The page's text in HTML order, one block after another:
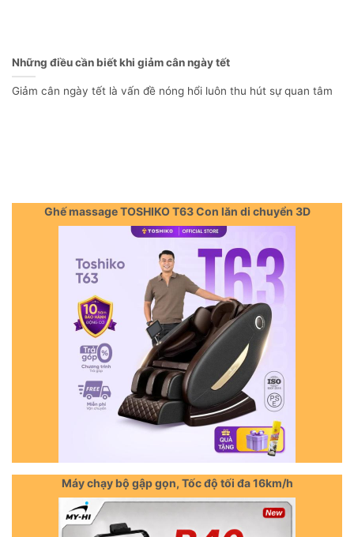
Những điều cần biết khi giảm cân ngày tết
Giảm cân ngày tết là vấn đề nóng hổi luôn thu hút sự quan tâm
Ghế massage TOSHIKO T63 Con lăn di chuyển 3D
Máy chạy bộ gập gọn, Tốc độ tối đa 16km/h